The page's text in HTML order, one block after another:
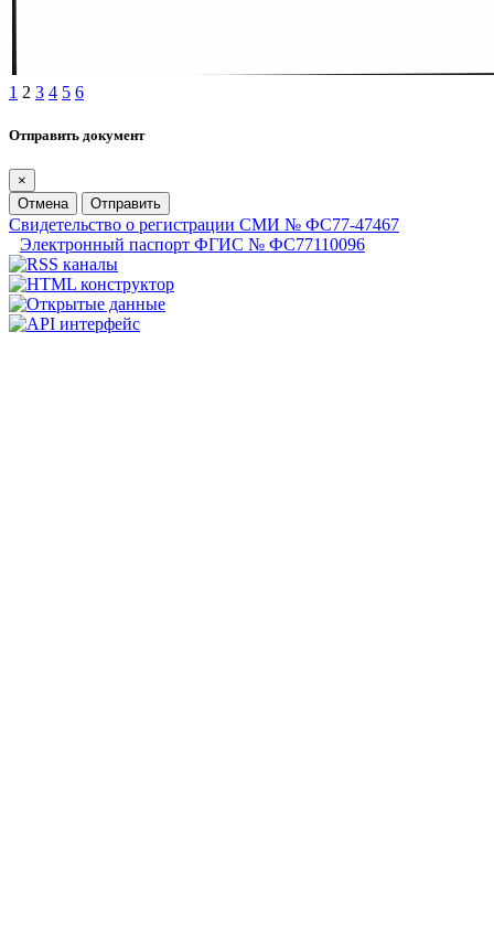
1 2 3 4 5 6
Отправить документ
×
Отмена
Отправить
Свидетельство о регистрации СМИ № ФС77-47467
Электронный паспорт ФГИС № ФС77110096